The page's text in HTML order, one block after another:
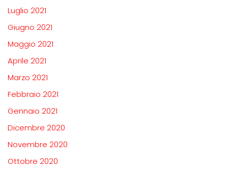
Luglio 2021
Giugno 2021
Maggio 2021
Aprile 2021
Marzo 2021
Febbraio 2021
Gennaio 2021
Dicembre 2020
Novembre 2020
Ottobre 2020